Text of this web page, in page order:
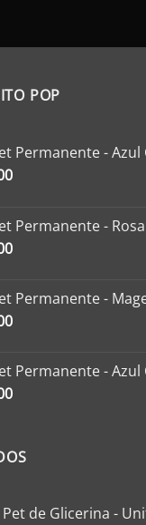
POP
Permanente - Azul
Permanente -
Permanente -
Permanente - Azul
Pet de Glicerina -